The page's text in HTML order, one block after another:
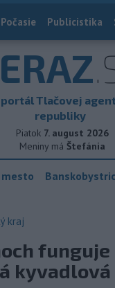
Počasie Publicistika
Tlačovej
republiky
Piatok 7. august 2026
Meniny má Štefánia
kraj
funguje
kyvadlová